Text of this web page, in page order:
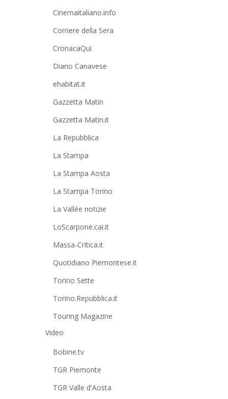
Cinemaitaliano.info
Corriere della Sera
CronacaQui
Diario Canavese
ehabitat.it
Gazzetta Matin
Gazzetta Matin.it
La Repubblica
La Stampa
La Stampa Aosta
La Stampa Torino
La Vallée notizie
LoScarpone.cai.it
Massa-Critica.it
Quotidiano Piemontese.it
Torino Sette
Torino.Repubblica.it
Touring Magazine
Video
Bobine.tv
TGR Piemonte
TGR Valle d'Aosta